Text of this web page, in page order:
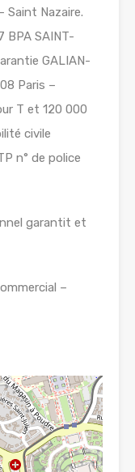
Saint Nazaire.
BPA SAINT-
GALIAN-
Paris –
T et 120 000
civile
n° de police
garantit et
–